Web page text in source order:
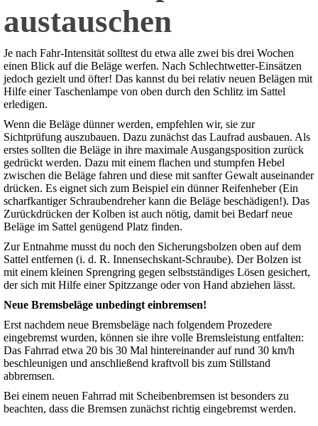
austauschen
Je nach Fahr-Intensität solltest du etwa alle zwei bis drei Wochen
einen Blick auf die Beläge werfen. Nach Schlechtwetter-Einsätzen
jedoch gezielt und öfter! Das kannst du bei relativ neuen Belägen mit
Hilfe einer Taschenlampe von oben durch den Schlitz im Sattel
erledigen.
Wenn die Beläge dünner werden, empfehlen wir, sie zur
Sichtprüfung auszubauen. Dazu zunächst das Laufrad ausbauen. Als
erstes sollten die Beläge in ihre maximale Ausgangsposition zurück
gedrückt werden. Dazu mit einem flachen und stumpfen Hebel
zwischen die Beläge fahren und diese mit sanfter Gewalt auseinander
drücken. Es eignet sich zum Beispiel ein dünner Reifenheber (Ein
scharfkantiger Schraubendreher kann die Beläge beschädigen!). Das
Zurückdrücken der Kolben ist auch nötig, damit bei Bedarf neue
Beläge im Sattel genügend Platz finden.
Zur Entnahme musst du noch den Sicherungsbolzen oben auf dem
Sattel entfernen (i. d. R. Innensechskant-Schraube). Der Bolzen ist
mit einem kleinen Sprengring gegen selbstständiges Lösen gesichert,
der sich mit Hilfe einer Spitzzange oder von Hand abziehen lässt.
Neue Bremsbeläge unbedingt einbremsen!
Erst nachdem neue Bremsbeläge nach folgendem Prozedere
eingebremst wurden, können sie ihre volle Bremsleistung entfalten:
Das Fahrrad etwa 20 bis 30 Mal hintereinander auf rund 30 km/h
beschleunigen und anschließend kraftvoll bis zum Stillstand
abbremsen.
Bei einem neuen Fahrrad mit Scheibenbremsen ist besonders zu
beachten, dass die Bremsen zunächst richtig eingebremst werden.